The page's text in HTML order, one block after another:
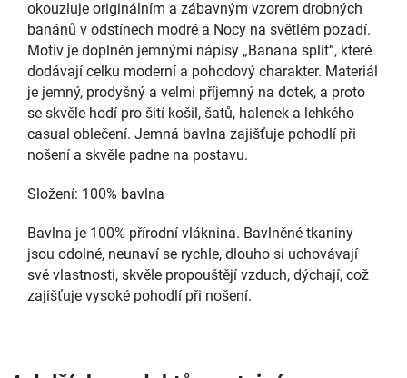
okouzluje originálním a zábavným vzorem drobných
banánů v odstínech modré a Nocy na světlém pozadí.
Motiv je doplněn jemnými nápisy „Banana split“, které
dodávají celku moderní a pohodový charakter. Materiál
je jemný, prodyšný a velmi příjemný na dotek, a proto
se skvěle hodí pro šití košil, šatů, halenek a lehkého
casual oblečení. Jemná bavlna zajišťuje pohodlí při
nošení a skvěle padne na postavu.
Složení: 100% bavlna
Bavlna je 100% přírodní vláknina. Bavlněné tkaniny
jsou odolné, neunaví se rychle, dlouho si uchovávají
své vlastnosti, skvěle propouštějí vzduch, dýchají, což
zajišťuje vysoké pohodlí při nošení.